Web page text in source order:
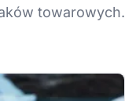
towarowych.